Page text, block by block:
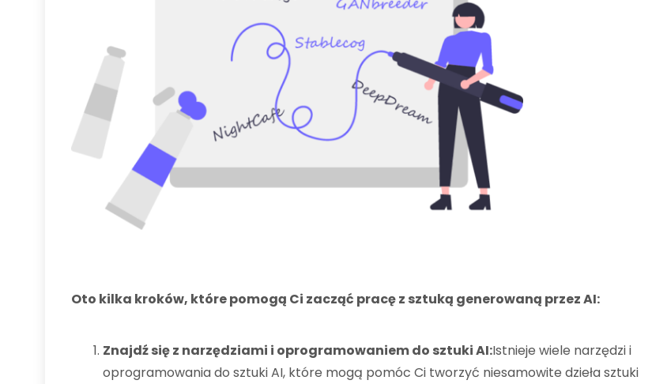
Oto kilka kroków, które pomogą Ci zacząć pracę z sztuką generowaną przez AI:
Znajdź się z narzędziami i oprogramowaniem do sztuki AI:Istnieje wiele narzędzi i
oprogramowania do sztuki AI, które mogą pomóc Ci tworzyć niesamowite dzieła sztuki